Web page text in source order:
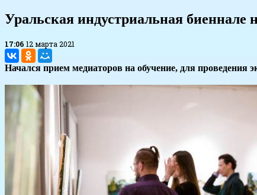
Уральская индустриальная биеннале
17:06 12 марта 2021
Начался прием медиаторов на обучение, для проведения